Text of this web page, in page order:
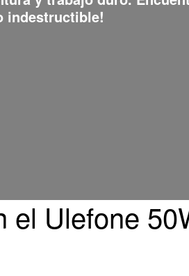
indestructible!
el Ulefone